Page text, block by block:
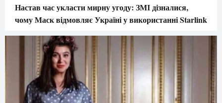
Настав час укласти мирну угоду: ЗМІ дізналися,
чому Маск відмовляє Україні у використанні Starlink